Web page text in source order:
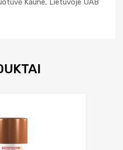
Kaune, Lietuvoje UAB